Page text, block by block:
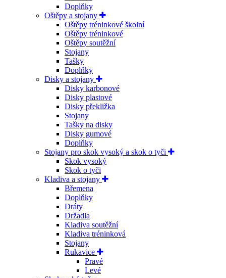
Doplňky
Oštěpy a stojany
Oštěpy tréninkové školní
Oštěpy tréninkové
Oštěpy soutěžní
Stojany
Tašky
Doplňky
Disky a stojany
Disky karbonové
Disky plastové
Disky překližka
Stojany
Tašky na disky
Disky gumové
Doplňky
Stojany pro skok vysoký a skok o tyči
Skok vysoký
Skok o tyči
Kladiva a stojany
Břemena
Doplňky
Dráty
Držadla
Kladiva soutěžní
Kladiva tréninková
Stojany
Rukavice
Pravé
Levé